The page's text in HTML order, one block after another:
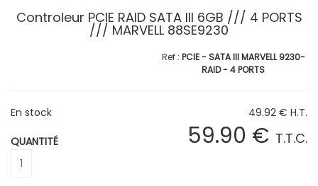
Controleur PCIE RAID SATA III 6GB /// 4 PORTS
/// MARVELL 88SE9230
PCIE - SATA III MARVELL 9230-
RAID - 4 PORTS
49.92 € H.T.
59.90 € T.T.C.
En stock
QUANTITÉ